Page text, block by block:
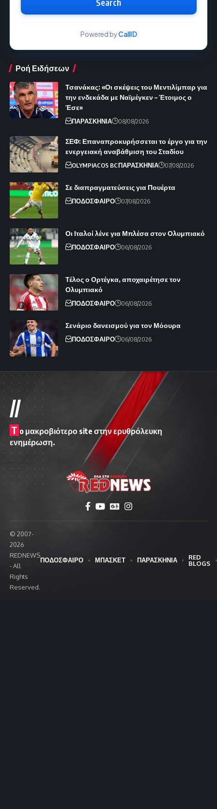
Powered byCallID
Ροή Ειδήσεων
Τσανάκας: «Οι σκέψεις του Μεντιλίμπαρ για
την ενδεκάδα με Ναϊμέγκεν – Έτοιμος ο
Έσε»
ΠΑΡΑΣΚΗΝΙΑ 08/08/2026
ΣΕΦ: Επαναπροκυρήσσεται το έργο για την
ενεργειακή αναβάθμιση του Σταδίου
OLYMPIACOS BCΠΑΡΑΣΚΗΝΙΑ 07/08/2026
Σε διαπραγματεύσεις για Πουέρτα
ΠΟΔΟΣΦΑΙΡΟ 07/08/2026
Οι Ιταλοί λένε για Μπλέσα στον Ολυμπιακό
ΠΟΔΟΣΦΑΙΡΟ 06/08/2026
Τέλος ο Ορτέγκα, αποχαιρέτησε τον
Ολυμπιακό
ΠΟΔΟΣΦΑΙΡΟ 06/08/2026
Σενάριο δανεισμού για τον Μόουρα
ΠΟΔΟΣΦΑΙΡΟ 06/08/2026
//
T o μακροβιότερο site στην ερυθρόλευκη
ενημέρωση.
© 2007-
2026
REDNEWS
- All
Rights
Reserved.
ΠΟΔΟΣΦΑΙΡΟ ΜΠΑΣΚΕΤ ΠΑΡΑΣΚΗΝΙΑ
RED
BLOGS